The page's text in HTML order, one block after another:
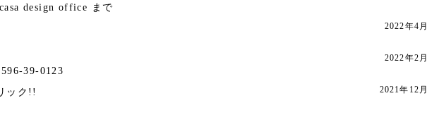
design office まで
39-0123
ック!!
2022年4月
2022年2月
2021年12月